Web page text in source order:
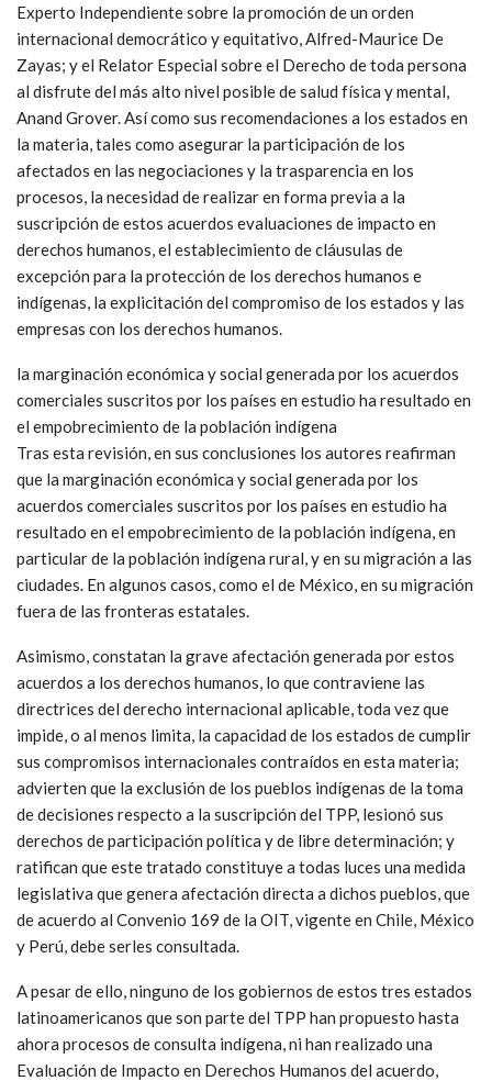
Experto Independiente sobre la promoción de un orden
internacional democrático y equitativo, Alfred-Maurice De
Zayas; y el Relator Especial sobre el Derecho de toda persona
al disfrute del más alto nivel posible de salud física y mental,
Anand Grover. Así como sus recomendaciones a los estados en
la materia, tales como asegurar la participación de los
afectados en las negociaciones y la trasparencia en los
procesos, la necesidad de realizar en forma previa a la
suscripción de estos acuerdos evaluaciones de impacto en
derechos humanos, el establecimiento de cláusulas de
excepción para la protección de los derechos humanos e
indígenas, la explicitación del compromiso de los estados y las
empresas con los derechos humanos.
la marginación económica y social generada por los acuerdos
comerciales suscritos por los países en estudio ha resultado en
el empobrecimiento de la población indígena
Tras esta revisión, en sus conclusiones los autores reafirman
que la marginación económica y social generada por los
acuerdos comerciales suscritos por los países en estudio ha
resultado en el empobrecimiento de la población indígena, en
particular de la población indígena rural, y en su migración a las
ciudades. En algunos casos, como el de México, en su migración
fuera de las fronteras estatales.
Asimismo, constatan la grave afectación generada por estos
acuerdos a los derechos humanos, lo que contraviene las
directrices del derecho internacional aplicable, toda vez que
impide, o al menos limita, la capacidad de los estados de cumplir
sus compromisos internacionales contraídos en esta materia;
advierten que la exclusión de los pueblos indígenas de la toma
de decisiones respecto a la suscripción del TPP, lesionó sus
derechos de participación política y de libre determinación; y
ratifican que este tratado constituye a todas luces una medida
legislativa que genera afectación directa a dichos pueblos, que
de acuerdo al Convenio 169 de la OIT, vigente en Chile, México
y Perú, debe serles consultada.
A pesar de ello, ninguno de los gobiernos de estos tres estados
latinoamericanos que son parte del TPP han propuesto hasta
ahora procesos de consulta indígena, ni han realizado una
Evaluación de Impacto en Derechos Humanos del acuerdo,